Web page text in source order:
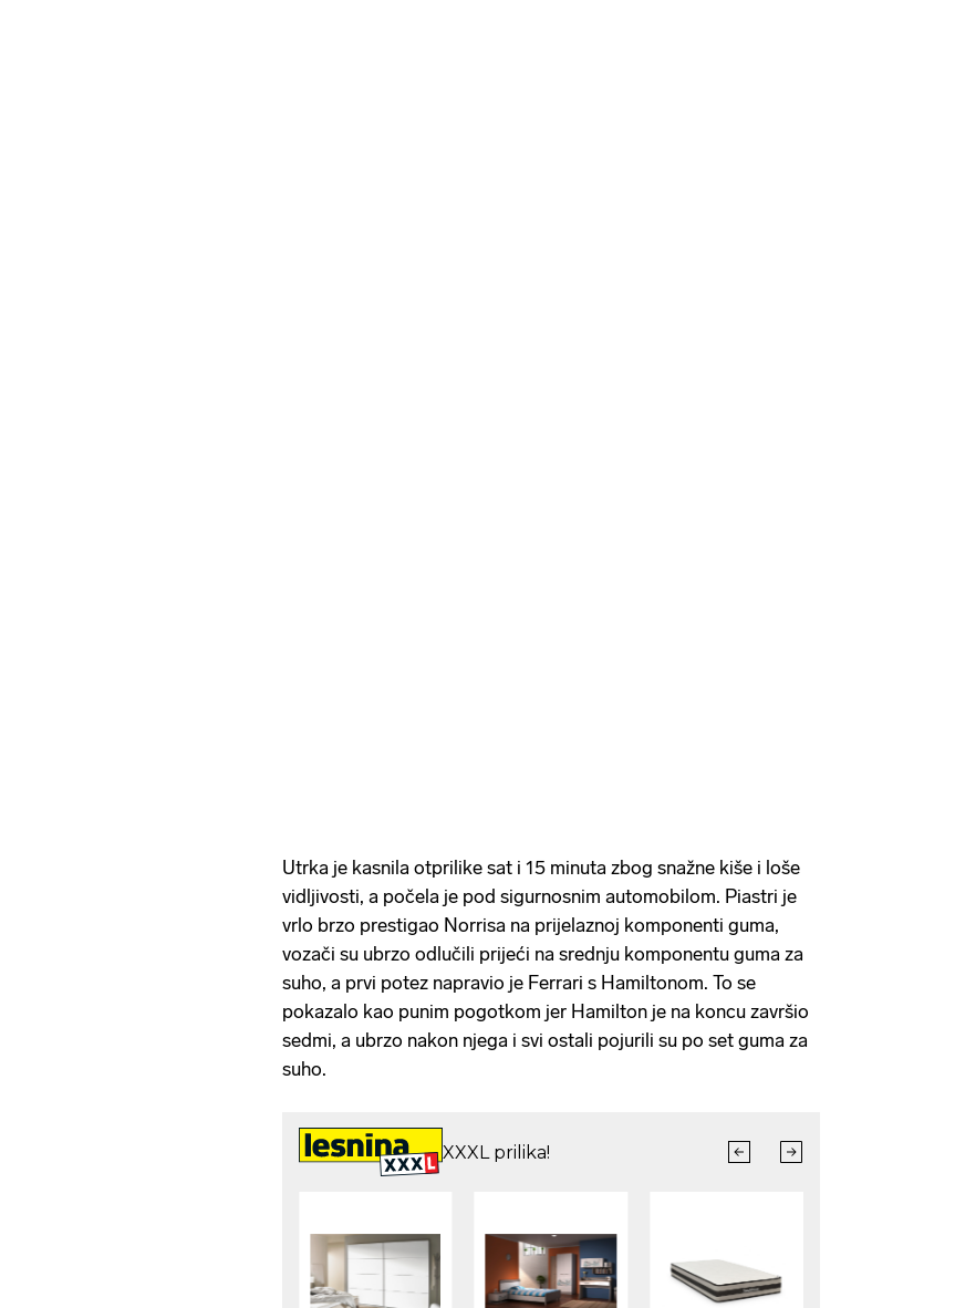
Utrka je kasnila otprilike sat i 15 minuta zbog snažne kiše i loše
vidljivosti, a počela je pod sigurnosnim automobilom. Piastri je
vrlo brzo prestigao Norrisa na prijelaznoj komponenti guma,
vozači su ubrzo odlučili prijeći na srednju komponentu guma za
suho, a prvi potez napravio je Ferrari s Hamiltonom. To se
pokazalo kao punim pogotkom jer Hamilton je na koncu završio
sedmi, a ubrzo nakon njega i svi ostali pojurili su po set guma za
suho.